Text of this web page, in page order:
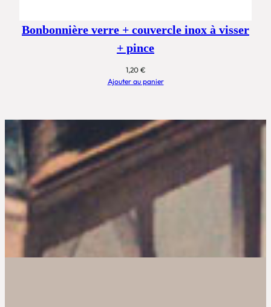
Bonbonnière verre + couvercle inox à visser
+ pince
1,20 €
Ajouter au panier